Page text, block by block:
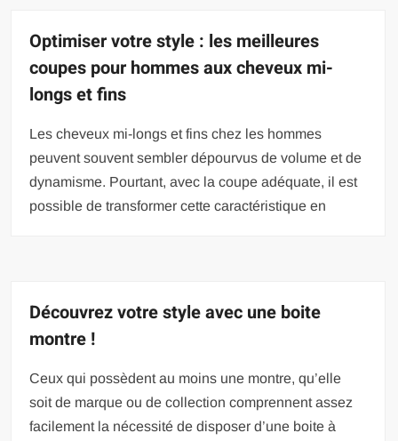
Optimiser votre style : les meilleures
coupes pour hommes aux cheveux mi-
longs et fins
Les cheveux mi-longs et fins chez les hommes
peuvent souvent sembler dépourvus de volume et de
dynamisme. Pourtant, avec la coupe adéquate, il est
possible de transformer cette caractéristique en
Découvrez votre style avec une boite
montre !
Ceux qui possèdent au moins une montre, qu’elle
soit de marque ou de collection comprennent assez
facilement la nécessité de disposer d’une boite à